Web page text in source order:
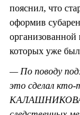
пояснил, что
оформив
которых уже
— По поводу
это сделал кто-
КАЛАШНИКОВА.